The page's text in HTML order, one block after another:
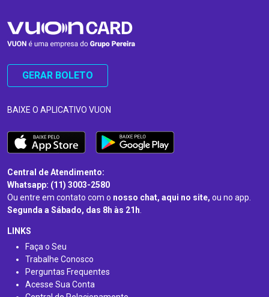
GERAR BOLETO
BAIXE O APLICATIVO VUON
Central de Atendimento:
Whatsapp: (11) 3003-2580
Ou entre em contato com o nosso chat, aqui no site, ou no app.
Segunda a Sábado, das 8h às 21h.
LINKS
Faça o Seu
Trabalhe Conosco
Perguntas Frequentes
Acesse Sua Conta